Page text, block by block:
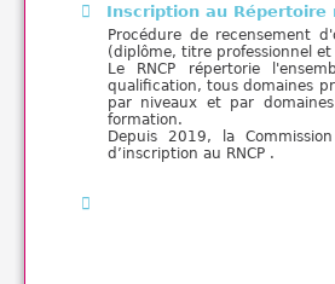
Inscription au Répertoire
Procédure de recensement
(diplôme, titre professionnel et
Le RNCP répertorie
qualification, tous domaines
par niveaux et par
formation.
Depuis 2019, la
d’inscription au RNCP .